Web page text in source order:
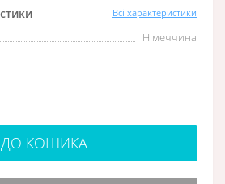
Всі характеристики
Німеччина
ДО КОШИКА